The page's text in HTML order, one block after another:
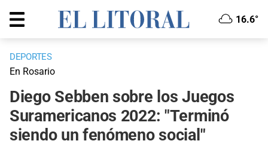
16.6°
DEPORTES
En Rosario
Diego Sebben sobre los Juegos
Suramericanos 2022: "Terminó
siendo un fenómeno social"